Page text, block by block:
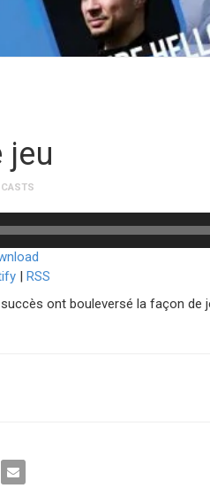
jeu
| RSS
ont bouleversé la façon de